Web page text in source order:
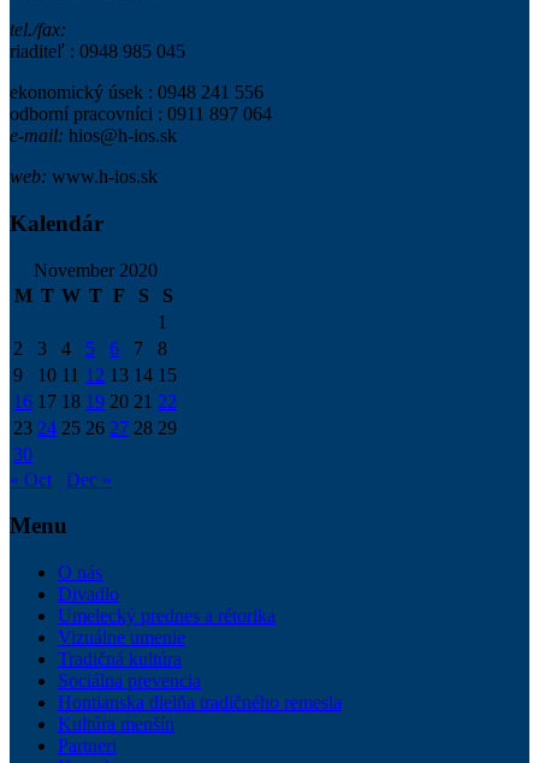
tel./fax:
riaditeľ : 0948 985 045
ekonomický úsek : 0948 241 556
odborní pracovníci : 0911 897 064
e-mail: hios@h-ios.sk
web: www.h-ios.sk
Kalendár
November 2020
M T W T F S
S
1
2
3 4 5 6 7
8
9
10 11 12 13 14 15
16 17 18 19 20 21 22
23 24 25 26 27 28 29
30
« Oct
Dec »
Menu
O nás
Divadlo
Umelecký prednes a rétorika
Vizuálne umenie
Tradičná kultúra
Sociálna prevencia
Hontianska dielňa tradičného remesla
Kultúra menšín
Partneri